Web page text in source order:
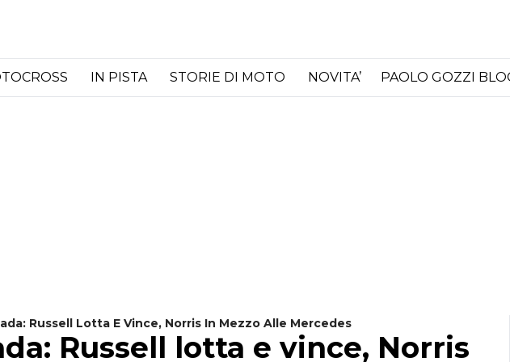
IN PISTA STORIE DI MOTO NOVITA’ PAOLO GOZZI
Russell Lotta E Vince, Norris In Mezzo Alle Mercedes
Russell lotta e vince, Norris